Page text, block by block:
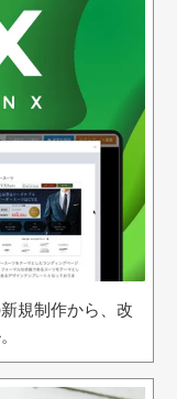
規制作から、改